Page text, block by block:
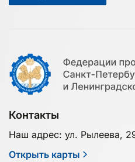
Контакты
Наш адрес: ул. Рылеева,
Открыть карты